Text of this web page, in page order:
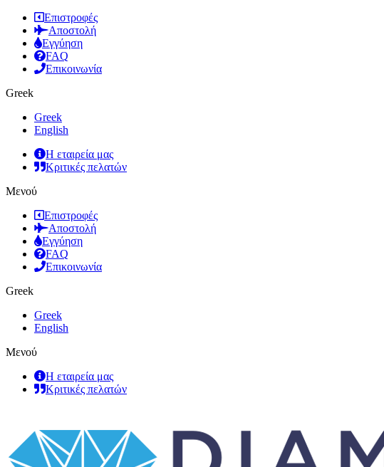
Επιστροφές
Αποστολή
Εγγύηση
FAQ
Επικοινωνία
Greek
Greek
English
Η εταιρεία μας
Κριτικές πελατών
Μενού
Επιστροφές
Αποστολή
Εγγύηση
FAQ
Επικοινωνία
Greek
Greek
English
Μενού
Η εταιρεία μας
Κριτικές πελατών